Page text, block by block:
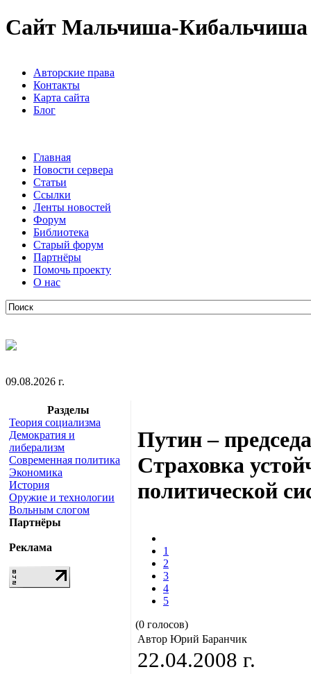
Сайт Мальчиша-Кибальчиша
Авторские права
Контакты
Карта сайта
Блог
Главная
Новости сервера
Статьи
Ссылки
Ленты новостей
Форум
Библиотека
Старый форум
Партнёры
Помочь проекту
О нас
09.08.2026 г.
Разделы
Теория социализма
Демократия и
либерализм
Современная политика
Экономика
История
Оружие и технологии
Вольным слогом
Партнёры
Реклама
Путин –
Страховка
политической
1
2
3
4
5
(0 голосов)
Автор Юрий Баранчик
22.04.2008 г.